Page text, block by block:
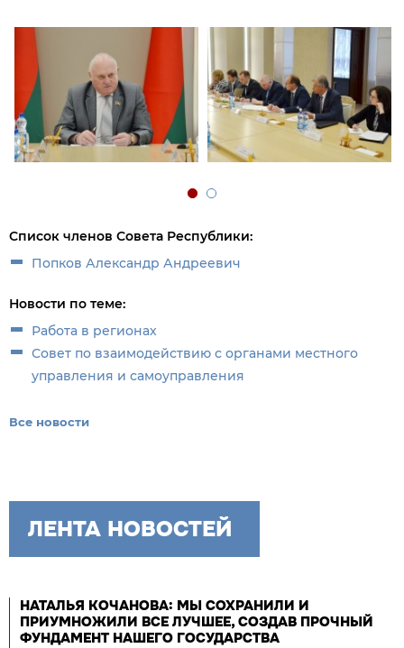
Список членов Совета Республики:
Попков Александр Андреевич
Новости по теме:
Работа в регионах
Совет по взаимодействию с органами местного
управления и самоуправления
Все новости
ЛЕНТА НОВОСТЕЙ
НАТАЛЬЯ КОЧАНОВА: МЫ СОХРАНИЛИ И
ПРИУМНОЖИЛИ ВСЕ ЛУЧШЕЕ, СОЗДАВ ПРОЧНЫЙ
ФУНДАМЕНТ НАШЕГО ГОСУДАРСТВА